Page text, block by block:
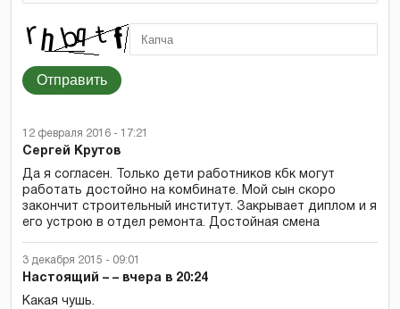
Отправить
12 февраля 2016 - 17:21
Сергей Крутов
Да я согласен. Только дети работников кбк могут
работать достойно на комбинате. Мой сын скоро
закончит строительный институт. Закрывает диплом и я
его устрою в отдел ремонта. Достойная смена
3 декабря 2015 - 09:01
Настоящий – – вчера в 20:24
Какая чушь.